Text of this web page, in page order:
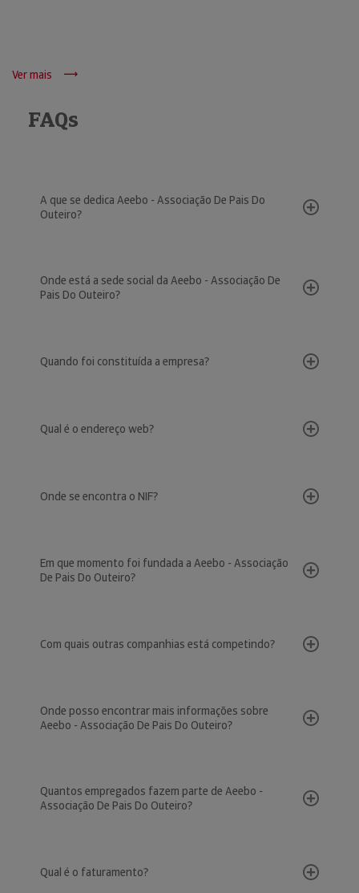
Ver mais
FAQs
A que se dedica Aeebo - Associação De Pais Do
Outeiro?
Onde está a sede social da Aeebo - Associação De
Pais Do Outeiro?
Quando foi constituída a empresa?
Qual é o endereço web?
Onde se encontra o NIF?
Em que momento foi fundada a Aeebo - Associação
De Pais Do Outeiro?
Com quais outras companhias está competindo?
Onde posso encontrar mais informações sobre
Aeebo - Associação De Pais Do Outeiro?
Quantos empregados fazem parte de Aeebo -
Associação De Pais Do Outeiro?
Qual é o faturamento?